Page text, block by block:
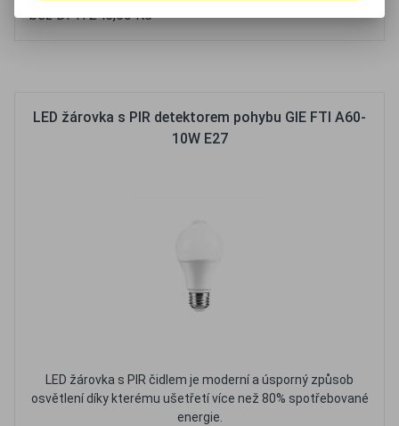
bez DPH 245,50 Kč
Není skladem
LED žárovka s PIR detektorem pohybu GIE FTI A60-
10W E27
LED žárovka s PIR čidlem je moderní a úsporný způsob
osvětlení díky kterému ušetřetí více než 80% spotřebované
energie.